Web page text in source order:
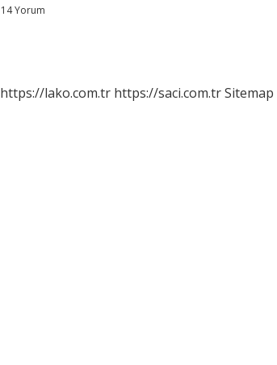
14 Yorum
https://lako.com.tr https://saci.com.trSitemap